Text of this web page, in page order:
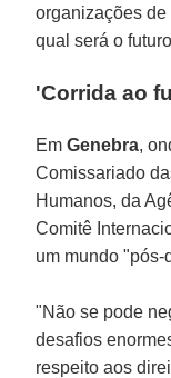
organizações
qual será o
'Corrida ao
EmGenebra,
Comissariado
Humanos, da
Comitê
um mundo "pós-
"Não se pode
desafios
respeito aos